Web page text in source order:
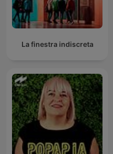
La finestra indiscreta